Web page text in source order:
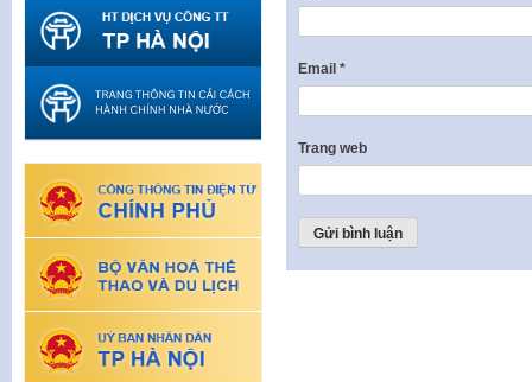
Email *
Trang web